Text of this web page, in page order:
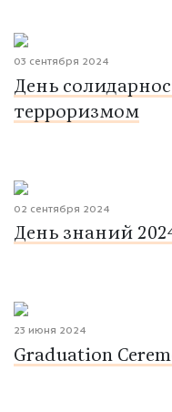
03 сентября 2024
День
терроризмом
02 сентября 2024
День знаний
23 июня 2024
Graduation